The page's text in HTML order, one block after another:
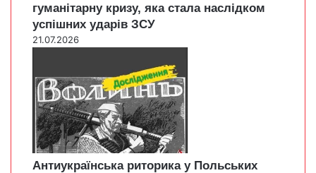
гуманітарну кризу, яка стала наслідком
успішних ударів ЗСУ
21.07.2026
Антиукраїнська риторика у Польських